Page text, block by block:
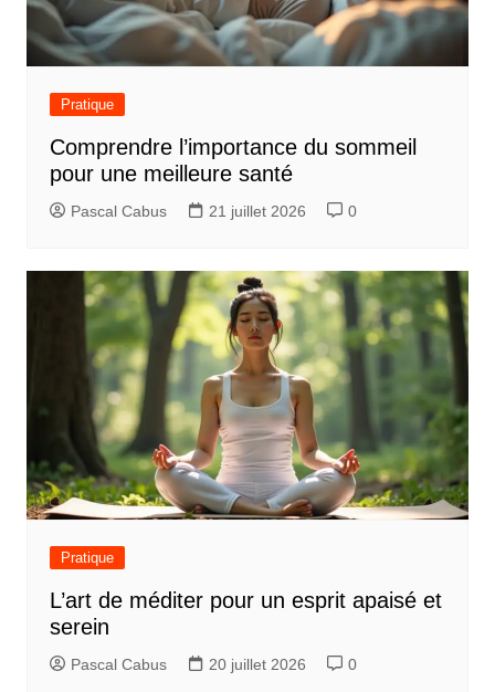
Pratique
Comprendre l’importance du sommeil
pour une meilleure santé
Pascal Cabus 21 juillet 2026 0
Pratique
L’art de méditer pour un esprit apaisé et
serein
Pascal Cabus 20 juillet 2026 0